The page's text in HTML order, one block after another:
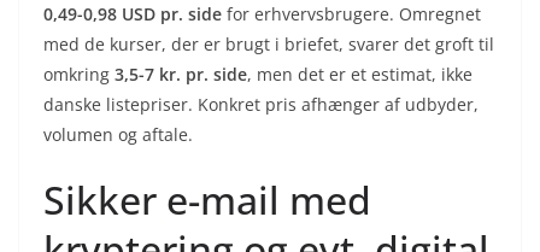
0,49-0,98 USD pr. side for erhvervsbrugere. Omregnet
med de kurser, der er brugt i briefet, svarer det groft til
omkring 3,5-7 kr. pr. side, men det er et estimat, ikke
danske listepriser. Konkret pris afhænger af udbyder,
volumen og aftale.
Sikker e-mail med